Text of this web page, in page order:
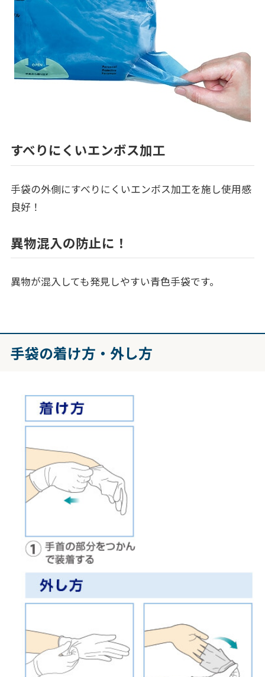
すべりにくいエンボス加工
手袋の外側にすべりにくいエンボス加工を施し使用感
良好！
異物混入の防止に！
異物が混入しても発見しやすい青色手袋です。
手袋の着け方・外し方